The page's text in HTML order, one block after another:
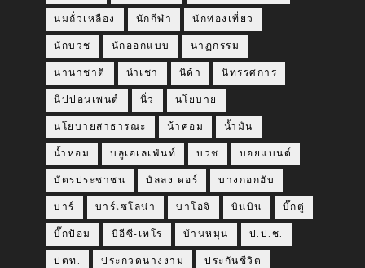
นมถั่วเหลือง นักกีฬา นักท่องเที่ยว
นักบวช นักออกแบบ นาฏกรรม
นานาชาติ นำเชา นิด้า นิทรรศการ
นิปปอนเพนต์ นิ่ว นโยบาย
นโยบายสาธารณะ น้าค่อม น้ำมัน
น้ำหอม บลูเอเลเฟ่นท์ บวช บอยแบนด์
บัตรประชาชน บัลลง ดอร์ บางกอกฮับ
บาร์ บาร์เซโลน่า บาโอจิ บินบิน บิ๊กตู่
บิ๊กป้อม บีอีซี-เทโร บ้านหมุน ป.ป.ช.
ปตท. ประกวดนางงาม ประกันชีวิต